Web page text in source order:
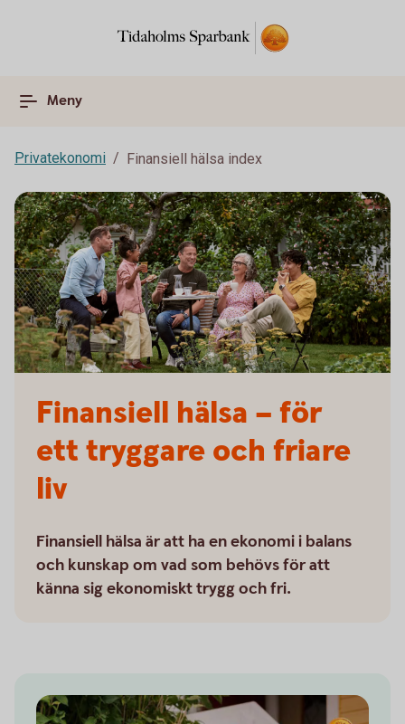
Meny
Privatekonomi Finansiell hälsa index
Finansiell hälsa – för
ett tryggare och friare
liv
Finansiell hälsa är att ha en ekonomi i balans
och kunskap om vad som behövs för att
känna sig ekonomiskt trygg och fri.